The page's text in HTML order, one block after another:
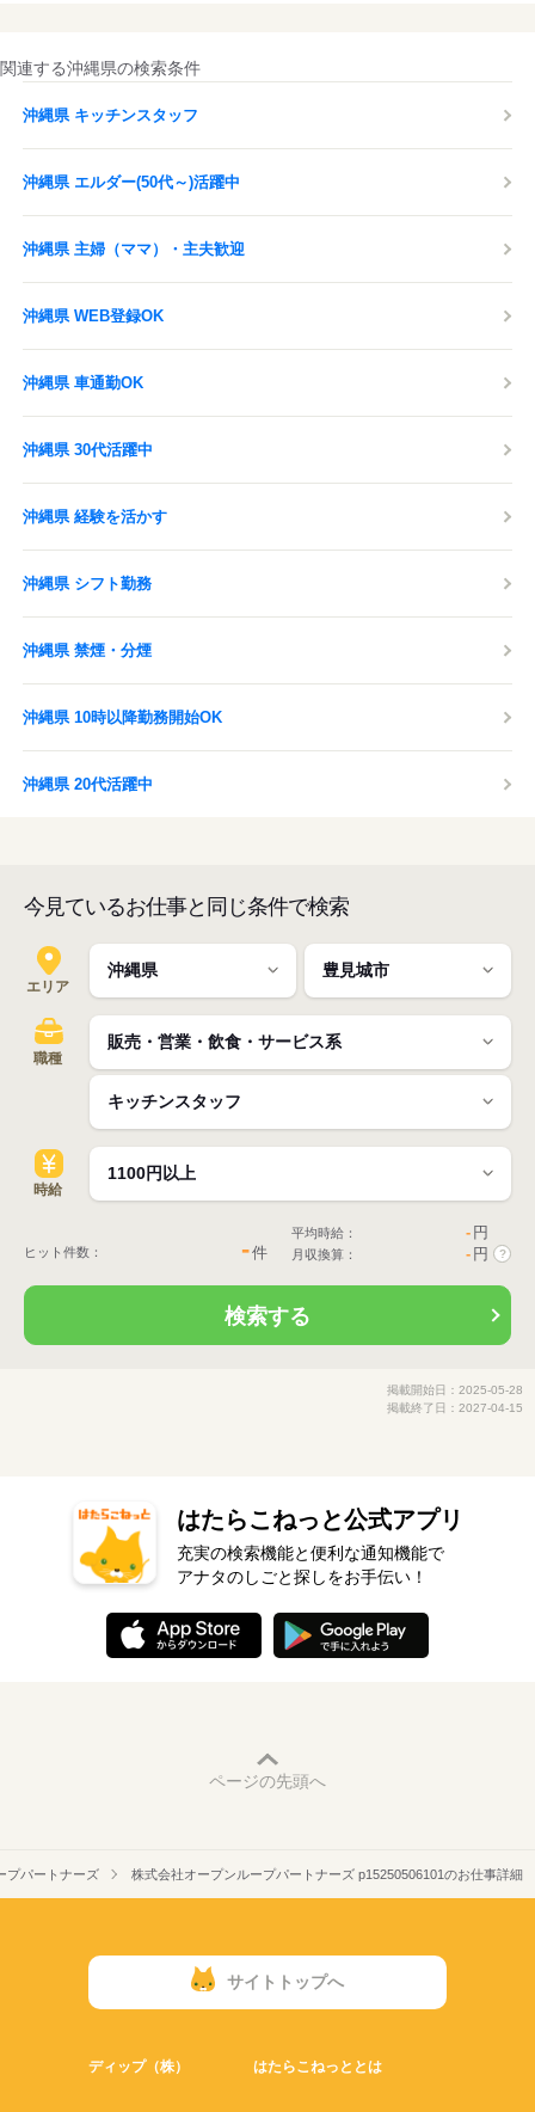
関連する沖縄県の検索条件
沖縄県 キッチンスタッフ
沖縄県 エルダー(50代～)活躍中
沖縄県 主婦（ママ）・主夫歓迎
沖縄県 WEB登録OK
沖縄県 車通勤OK
沖縄県 30代活躍中
沖縄県 経験を活かす
沖縄県 シフト勤務
沖縄県 禁煙・分煙
沖縄県 10時以降勤務開始OK
沖縄県 20代活躍中
今見ているお仕事と同じ条件で検索
エリア
職種
時給
ヒット件数： -件
平均時給： - 円
月収換算： - 円 ?
検索する
掲載開始日：2025-05-28
掲載終了日：2027-04-15
はたらこねっと公式アプリ
充実の検索機能と便利な通知機能で
アナタのしごと探しをお手伝い！
ページの先頭へ
プパートナーズ 株式会社オープンループパートナーズ p15250506101のお仕事詳細
サイトトップへ
ディップ（株） はたらこねっととは